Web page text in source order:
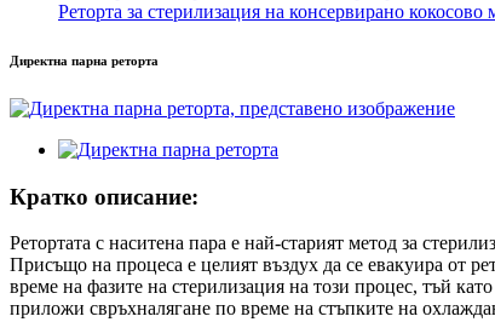
Реторта за стерилизация на консервирано кокосово
Директна парна реторта
Кратко описание:
Ретортата с наситена пара е най-старият метод за
Присъщо на процеса е целият въздух да се евакуира от
време на фазите на стерилизация на този процес, тъй
приложи свръхналягане по време на стъпките на